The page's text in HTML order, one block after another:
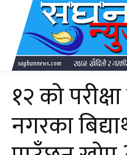
१२ को
नगरका